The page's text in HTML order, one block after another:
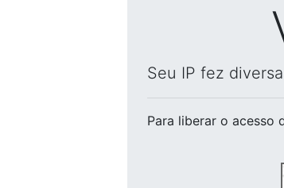
Seu IP fez
Para liberar o acesso